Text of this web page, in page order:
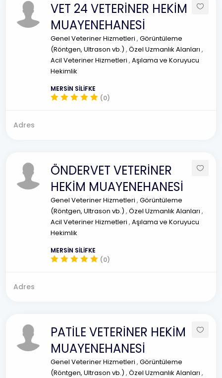
VET 24 VETERİNER HEKİM
MUAYENEHANESİ
Genel Veteriner Hizmetleri , Görüntüleme
(Röntgen, Ultrason vb.) , Özel Uzmanlık Alanları ,
Acil Veteriner Hizmetleri , Aşılama ve Koruyucu
Hekimlik
MERSİN SİLİFKE
(0)
Adres
ÖNDERVET VETERİNER
HEKİM MUAYENEHANESİ
Genel Veteriner Hizmetleri , Görüntüleme
(Röntgen, Ultrason vb.) , Özel Uzmanlık Alanları ,
Acil Veteriner Hizmetleri , Aşılama ve Koruyucu
Hekimlik
MERSİN SİLİFKE
(0)
Adres
PATİLE VETERİNER HEKİM
MUAYENEHANESİ
Genel Veteriner Hizmetleri , Görüntüleme
(Röntgen, Ultrason vb.) , Özel Uzmanlık Alanları ,